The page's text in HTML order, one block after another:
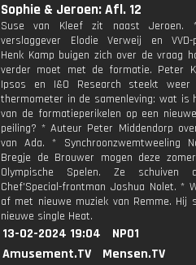
Sophie & Jeroen: Afl. 12
Suse van Kleef zit naast Jeroen.
verslaggever Elodie Verweij en VVD-
Henk Kamp buigen zich over de vraag
verder moet met de formatie. Peter
Ipsos en I&O Research steekt
thermometer in de samenleving: wat is
van de formatieperikelen op een
peiling? * Auteur Peter Middendorp
van Ada. * Synchroonzwemtweeling
Bregje de Brouwer mogen deze
Olympische Spelen. Ze schuiven
Chef'Special-frontman Joshua Nolet. *
af met nieuwe muziek van Remme. Hij
nieuwe single Heat.
13-02-2024 19:04
NPO1
Amusement.TV
Mensen.TV